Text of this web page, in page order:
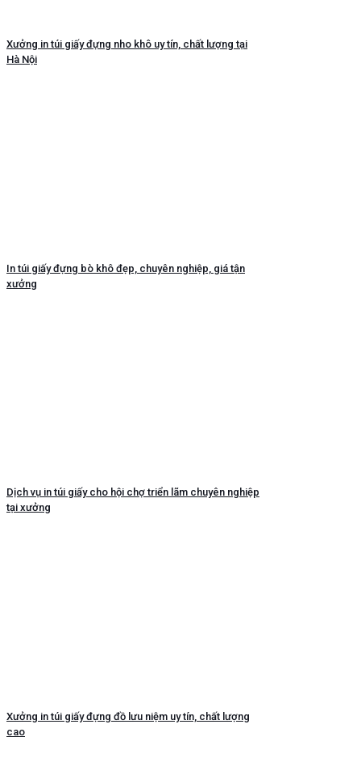
Xưởng in túi giấy đựng nho khô uy tín, chất lượng tại
Hà Nội
In túi giấy đựng bò khô đẹp, chuyên nghiệp, giá tận
xưởng
Dịch vụ in túi giấy cho hội chợ triển lãm chuyên nghiệp
tại xưởng
Xưởng in túi giấy đựng đồ lưu niệm uy tín, chất lượng
cao